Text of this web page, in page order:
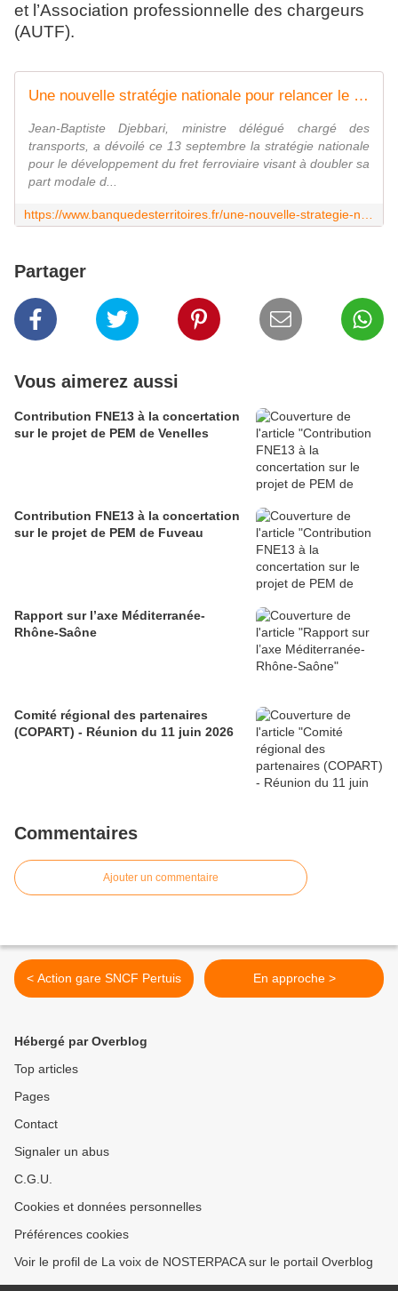
et l’Association professionnelle des chargeurs
(AUTF).
Une nouvelle stratégie nationale pour relancer le fret ferroviaire
Jean-Baptiste Djebbari, ministre délégué chargé des
transports, a dévoilé ce 13 septembre la stratégie nationale
pour le développement du fret ferroviaire visant à doubler sa
part modale d...
Partager
Vous aimerez aussi
Contribution FNE13 à la concertation
sur le projet de PEM de Venelles
Contribution FNE13 à la concertation
sur le projet de PEM de Fuveau
Rapport sur l’axe Méditerranée-
Rhône-Saône
Comité régional des partenaires
(COPART) - Réunion du 11 juin 2026
Commentaires
Ajouter un commentaire
< Action gare SNCF Pertuis En approche >
Hébergé par Overblog
Top articles
Pages
Contact
Signaler un abus
C.G.U.
Cookies et données personnelles
Préférences cookies
Voir le profil de La voix de NOSTERPACA sur le portail Overblog